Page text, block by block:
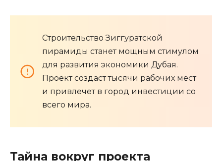
Строительство Зиггуратской
пирамиды станет мощным стимулом
для развития экономики Дубая.
Проект создаст тысячи рабочих мест
и привлечет в город инвестиции со
всего мира.
Тайна вокруг проекта